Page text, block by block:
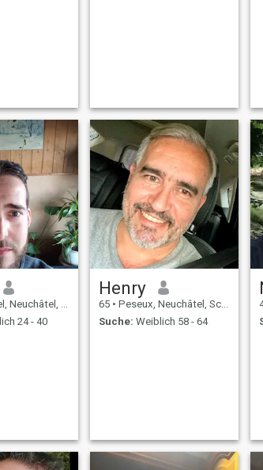
Schweiz
24 - 40
Henry
65 • Peseux, Neuchâtel, Schweiz
Suche: Weiblich 58 - 64